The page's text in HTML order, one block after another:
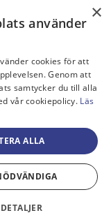
×
använder
cookies för att
Genom att
samtycker du till alla
vår cookiepolicy. Läs
ALLA